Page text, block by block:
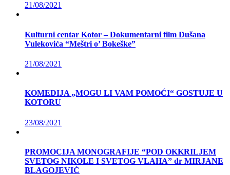
21/08/2021
Kulturni centar Kotor – Dokumentarni film Dušana
Vulekovića “Meštri o’ Bokeške”
21/08/2021
KOMEDIJA „MOGU LI VAM POMOĆI“ GOSTUJE U
KOTORU
23/08/2021
PROMOCIJA MONOGRAFIJE “POD OKKRILJEM
SVETOG NIKOLE I SVETOG VLAHA” dr MIRJANE
BLAGOJEVIĆ